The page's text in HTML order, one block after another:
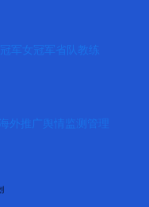
军 女冠军省队教练
海外推广 舆情监测管理